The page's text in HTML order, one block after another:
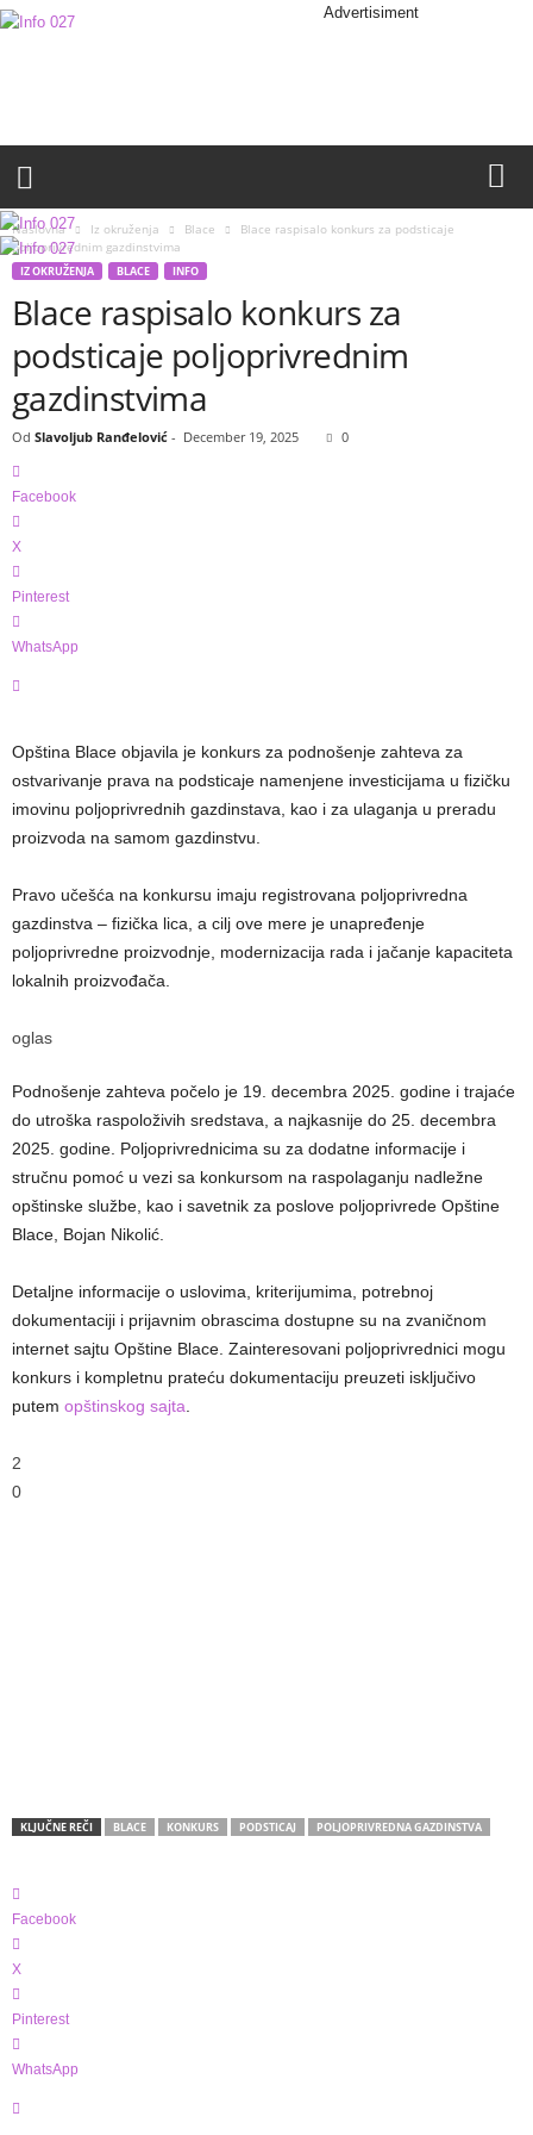
0
Advertisiment
Naslovna Iz okruženja Blace
Blace raspisalo konkurs za podsticaje
poljoprivrednim gazdinstvima
IZ OKRUŽENJA BLACE INFO
Blace raspisalo konkurs za
podsticaje poljoprivrednim
gazdinstvima
Od Slavoljub Ranđelović - December 19, 2025 0
Facebook
X
Pinterest
WhatsApp
Opština Blace objavila je konkurs za podnošenje zahteva za
ostvarivanje prava na podsticaje namenjene investicijama u fizičku
imovinu poljoprivrednih gazdinstava, kao i za ulaganja u preradu
proizvoda na samom gazdinstvu.
Pravo učešća na konkursu imaju registrovana poljoprivredna
gazdinstva – fizička lica, a cilj ove mere je unapređenje
poljoprivredne proizvodnje, modernizacija rada i jačanje kapaciteta
lokalnih proizvođača.
oglas
Podnošenje zahteva počelo je 19. decembra 2025. godine i trajaće
do utroška raspoloživih sredstava, a najkasnije do 25. decembra
2025. godine. Poljoprivrednicima su za dodatne informacije i
stručnu pomoć u vezi sa konkursom na raspolaganju nadležne
opštinske službe, kao i savetnik za poslove poljoprivrede Opštine
Blace, Bojan Nikolić.
Detaljne informacije o uslovima, kriterijumima, potrebnoj
dokumentaciji i prijavnim obrascima dostupne su na zvaničnom
internet sajtu Opštine Blace. Zainteresovani poljoprivrednici mogu
konkurs i kompletnu prateću dokumentaciju preuzeti isključivo
putem opštinskog sajta
2
0
KLJUČNE REČI BLACE KONKURS PODSTICAJ POLJOPRIVREDNA GAZDINSTVA
Facebook
X
Pinterest
WhatsApp